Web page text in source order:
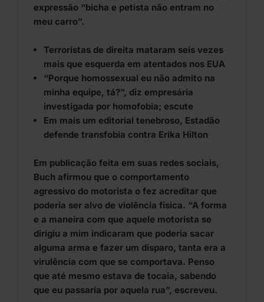
expressão “bicha e petista não entram no
meu carro”.
Terroristas de direita mataram seis vezes
mais que esquerda em atentados nos EUA
“Porque homossexual eu não admito na
minha equipe, tá?”, diz empresária
investigada por homofobia; escute
Em mais um editorial tenebroso, Estadão
defende transfobia contra Erika Hilton
Em publicação feita em suas redes sociais,
Buch afirmou que o comportamento
agressivo do motorista o fez acreditar que
poderia ser alvo de violência física. “A forma
e a maneira com que aquele motorista se
dirigiu a mim indicaram que poderia sacar
alguma arma e fazer um disparo, tanta era a
virulência com que se comportava. Penso
que até mesmo estava de tocaia, sabendo
que eu passaria por aquela rua”, escreveu.